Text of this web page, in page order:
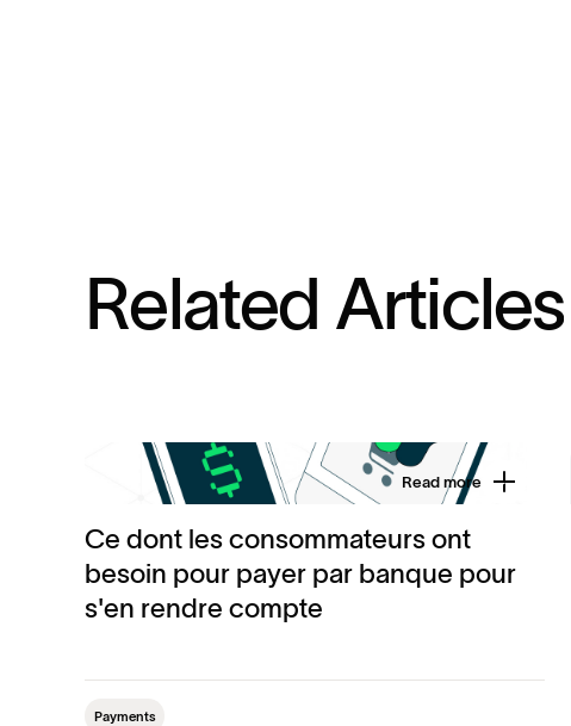
Related Articles
Read more
Ce dont les consommateurs ont
besoin pour payer par banque pour
s'en rendre compte
Payments